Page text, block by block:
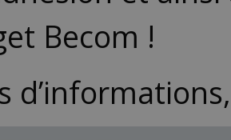
Becom !